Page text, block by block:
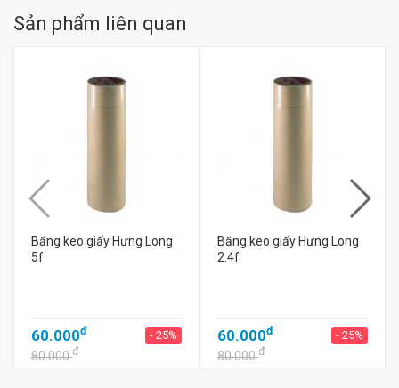
Sản phẩm liên quan
Băng keo giấy Hưng Long
5f
60.000đ - 25%
80.000đ
Băng keo giấy Hưng Long
2.4f
60.000đ - 25%
80.000đ